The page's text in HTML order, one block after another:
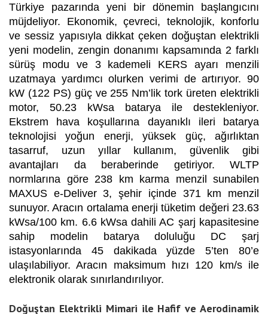
Türkiye pazarında yeni bir dönemin başlangıcını
müjdeliyor. Ekonomik, çevreci, teknolojik, konforlu
ve sessiz yapısıyla dikkat çeken doğuştan elektrikli
yeni modelin, zengin donanımı kapsamında 2 farklı
sürüş modu ve 3 kademeli KERS ayarı menzili
uzatmaya yardımcı olurken verimi de artırıyor. 90
kW (122 PS) güç ve 255 Nm’lik tork üreten elektrikli
motor, 50.23 kWsa batarya ile destekleniyor.
Ekstrem hava koşullarına dayanıklı ileri batarya
teknolojisi yoğun enerji, yüksek güç, ağırlıktan
tasarruf, uzun yıllar kullanım, güvenlik gibi
avantajları da beraberinde getiriyor. WLTP
normlarına göre 238 km karma menzil sunabilen
MAXUS e-Deliver 3, şehir içinde 371 km menzil
sunuyor. Aracın ortalama enerji tüketim değeri 23.63
kWsa/100 km. 6.6 kWsa dahili AC şarj kapasitesine
sahip modelin batarya doluluğu DC şarj
istasyonlarında 45 dakikada yüzde 5’ten 80’e
ulaşılabiliyor. Aracın maksimum hızı 120 km/s ile
elektronik olarak sınırlandırılıyor.
Doğuştan Elektrikli Mimari ile Hafif ve Aerodinamik